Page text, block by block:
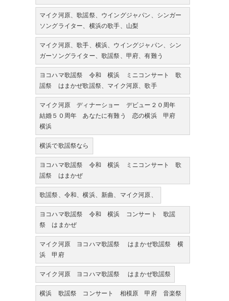
マイク河原、歌謡祭、ウイングジャパン、シンガー
ソングライター、横浜の歌手、山梨
マイク河原、歌手、横浜、ウイングジャパン、シン
ガーソングライター、歌謡祭、甲府、有難う
ヨコハマ歌謡祭 令和 横浜 ミニコンサート 歌
謡祭 はまかぜ歌謡祭、マイク河原、歌手
マイク河原 ディナーショー デビュー２０周年
結婚５０周年 あなたに有難う 恋の横浜 甲府
横浜
横浜で歌謡祭なら
ヨコハマ歌謡祭 令和 横浜 ミニコンサート 歌
謡祭 はまかぜ
歌謡祭、令和、横浜、新曲、マイク河原、
ヨコハマ歌謡祭 令和 横浜 コンサート 歌謡
祭 はまかぜ
マイク河原 ヨコハマ歌謡祭 はまかぜ歌謡祭 横
浜 甲府
マイク河原 ヨコハマ歌謡祭 はまかぜ歌謡祭
横浜 歌謡祭 コンサート 相模原 甲府 音楽祭